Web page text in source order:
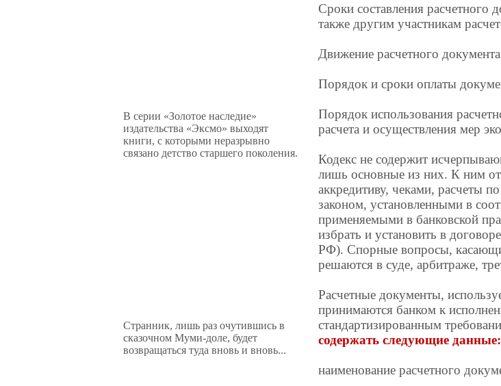
В серии «Золотое наследие»
издательства «Эксмо» выходят
книги, с которыми неразрывно
связано детство старшего поколения.
Странник, лишь раз очутившись в
сказочном Муми-доле, будет
возвращаться туда вновь и вновь...
Сроки составления расчетного
также другим участникам
Движение расчетного
Порядок и сроки оплаты
Порядок использования
расчета и осуществления мер
Кодекс не содержит
лишь основные из них. К ним
аккредитиву, чеками, расчеты
законом, установленными в
применяемыми в банковской
избрать и установить в
РФ). Спорные вопросы,
решаются в суде, арбитраже,
Расчетные документы,
принимаются банком к
стандартизированным
содержать следующие данные:
наименование расчетного